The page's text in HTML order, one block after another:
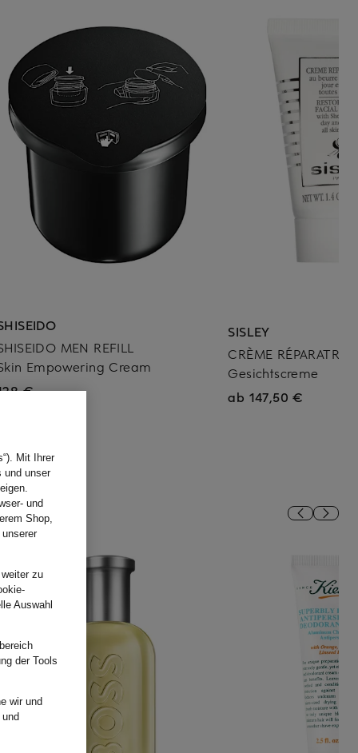
MEN REFILL
Empowering Cream
€
SISLEY
CRÈME
Gesichtscreme
ab 147,50 €
Mit Ihrer
und unser
und
Shop,
zu
Auswahl
der Tools
wir und
und